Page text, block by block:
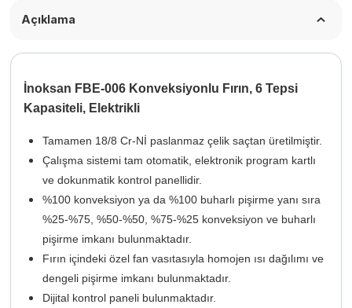
Açıklama
İnoksan FBE-006 Konveksiyonlu Fırın, 6 Tepsi
Kapasiteli, Elektrikli
Tamamen 18/8 Cr-Nİ paslanmaz çelik saçtan üretilmiştir.
Çalışma sistemi tam otomatik, elektronik program kartlı
ve dokunmatik kontrol panellidir.
%100 konveksiyon ya da %100 buharlı pişirme yanı sıra
%25-%75, %50-%50, %75-%25 konveksiyon ve buharlı
pişirme imkanı bulunmaktadır.
Fırın içindeki özel fan vasıtasıyla homojen ısı dağılımı ve
dengeli pişirme imkanı bulunmaktadır.
Dijital kontrol paneli bulunmaktadır.